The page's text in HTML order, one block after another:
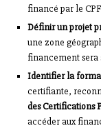
financé par le
Définir un projet
une zone
financement sera
Identifier la
certifiante,
des Certifications
accéder aux